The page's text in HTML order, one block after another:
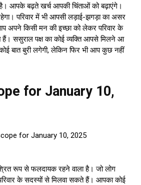
आपके बढ़ते खर्च आपकी चिंताओं को बढ़ाएंगे।
परिवार में भी आपसी लड़ाई-झगड़ा का असर
अपने किसी मन की इच्छा को लेकर परिवार के
ससुराल पक्ष का कोई व्यक्ति आपसे मिलने आ
बात बुरी लगेगी, लेकिन फिर भी आप कुछ नहीं
for January 10,
रूप से फलदायक रहने वाला है। जो लोग
के सदस्यों से मिलवा सकते हैं। आपका कोई